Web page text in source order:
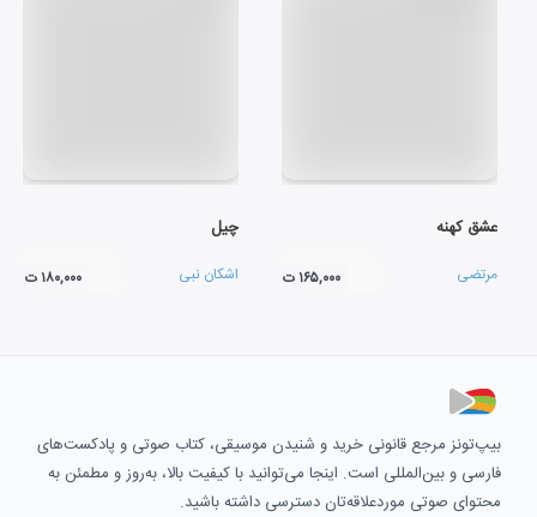
عشق کهنه
مرتضی ۱۶۵,۰۰۰ ت
چیل
اشکان نبی ۱۸۰,۰۰۰ ت
بیپ‌تونز مرجع قانونی خرید و شنیدن موسیقی، کتاب صوتی و پادکست‌های
فارسی و بین‌المللی است. اینجا می‌توانید با کیفیت بالا، به‌روز و مطمئن به
محتوای صوتی موردعلاقه‌تان دسترسی داشته باشید.